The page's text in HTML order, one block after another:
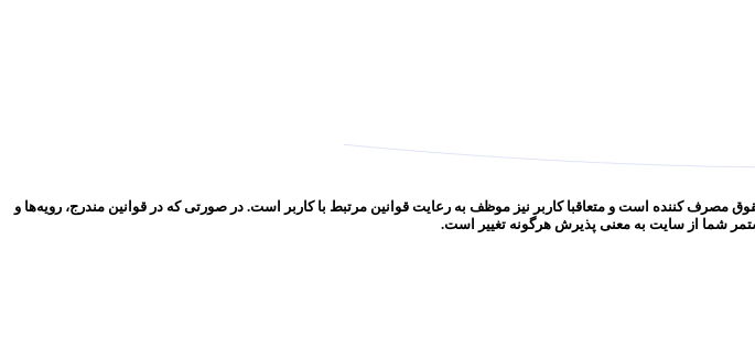
مصرف کننده است و متعاقبا کاربر نیز موظف به رعایت قوانین مرتبط با کاربر است. در صورتی که در قوانین مندرج، رویه‏‌ها و
شما از سایت به معنی پذیرش هرگونه تغییر است.